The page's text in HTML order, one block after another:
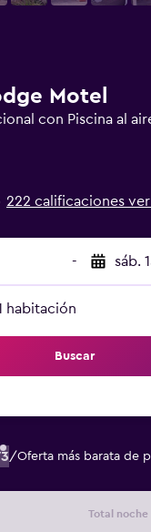
Motel
con Piscina al
222 calificaciones
- sáb.
habitación
Buscar
/Oferta más barata de
Total noche